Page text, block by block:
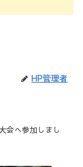
HP管理者
会へ参加しまし